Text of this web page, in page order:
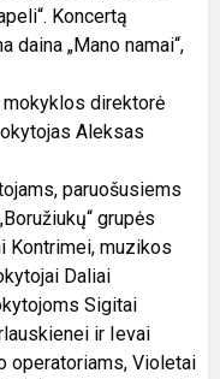
Koncertą
daina „Mano namai“,
direktorė
Aleksas
paruošusiems
grupės
Kontrimei, muzikos
Daliai
Sigitai
ir Ievai
operatoriams, Violetai